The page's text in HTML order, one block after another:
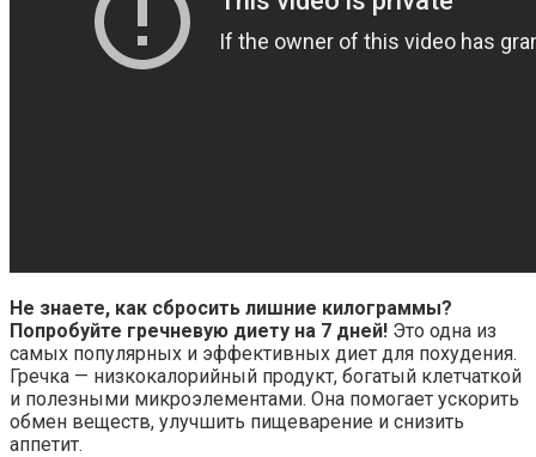
Не знаете, как сбросить лишние килограммы?
Попробуйте гречневую диету на 7 дней! Это одна из
самых популярных и эффективных диет для похудения.
Гречка — низкокалорийный продукт, богатый клетчаткой
и полезными микроэлементами. Она помогает ускорить
обмен веществ, улучшить пищеварение и снизить
аппетит.